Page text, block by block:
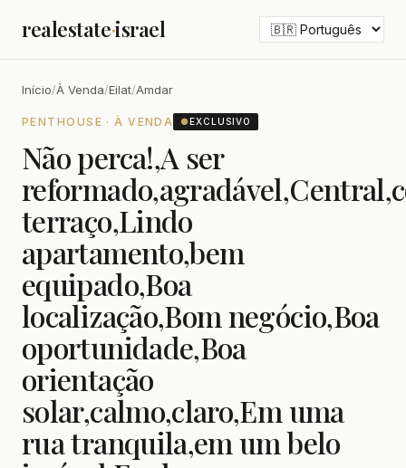
realestate·israel
Início/À Venda/Eilat/Amdar
PENTHOUSE · À VENDA ●EXCLUSIVO
Não perca!,A ser
terraço,Lindo
apartamento,bem
equipado,Boa
localização,Bom negócio,Boa
oportunidade,Boa
orientação
solar,calmo,claro,Em uma
rua tranquila,em um belo